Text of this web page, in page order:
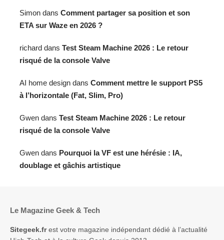
Simon dans Comment partager sa position et son
ETA sur Waze en 2026 ?
richard dans Test Steam Machine 2026 : Le retour
risqué de la console Valve
AI home design dans Comment mettre le support PS5
à l’horizontale (Fat, Slim, Pro)
Gwen dans Test Steam Machine 2026 : Le retour
risqué de la console Valve
Gwen dans Pourquoi la VF est une hérésie : IA,
doublage et gâchis artistique
Le Magazine Geek & Tech
Sitegeek.frest votre magazine indépendant dédié à l’actualité